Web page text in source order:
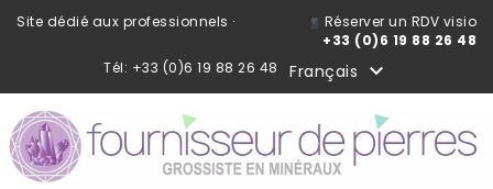
Site dédié aux professionnels ·
Réserver un RDV visio
+33 (0)6 19 88 26 48
Tél: +33 (0)6 19 88 26 48
Français 